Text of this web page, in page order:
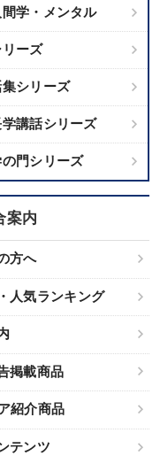
学・メンタル
ーズ
シリーズ
講話シリーズ
門シリーズ
案内
方へ
人気ランキング
掲載商品
紹介商品
テンツ